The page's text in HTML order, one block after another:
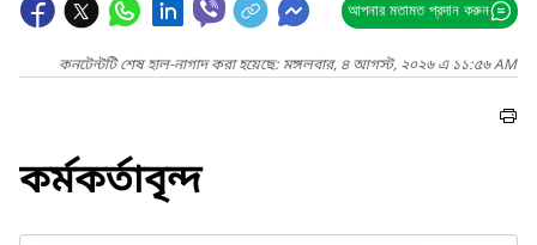
আপনার মতামত প্রদান করুন
কনটেন্টটি শেষ হাল-নাগাদ করা হয়েছে: মঙ্গলবার, ৪ আগস্ট, ২০২৬ এ ১১:৫৬ AM
কর্মকর্তাবৃন্দ